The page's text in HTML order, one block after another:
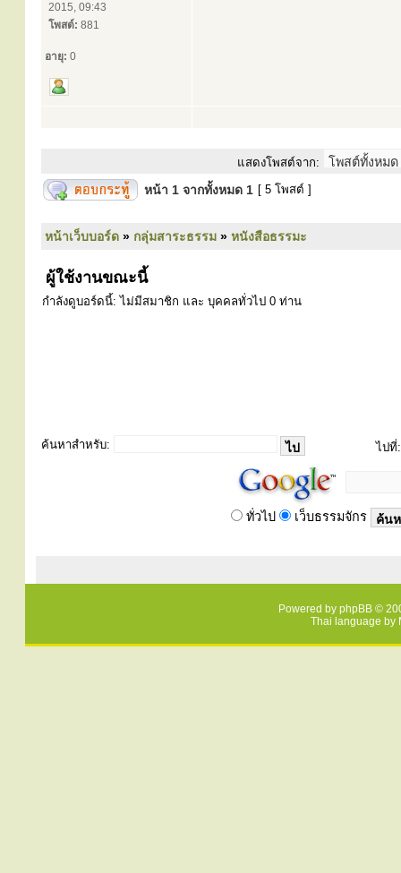
2015, 09:43
โพสต์: 881
อายุ: 0
แสดงโพสต์จาก:
หน้า 1 จากทั้งหมด 1 [ 5 โพสต์ ]
หน้าเว็บบอร์ด » กลุ่มสาระธรรม » หนังสือธรรมะ
ผู้ใช้งานขณะนี้
กำลังดูบอร์ดนี้: ไม่มีสมาชิก และ บุคคลทั่วไป 0 ท่าน
ค้นหาสำหรับ: ไปที่:
ทั่วไป เว็บธรรมจักร
Powered by phpBB ©
Thai language by